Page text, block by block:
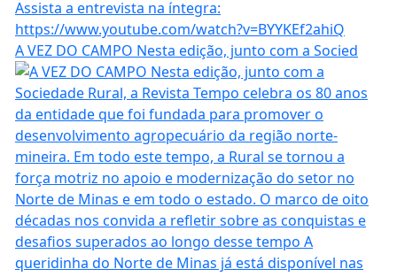
A VEZ DO CAMPO Nesta edição, junto com a Socied